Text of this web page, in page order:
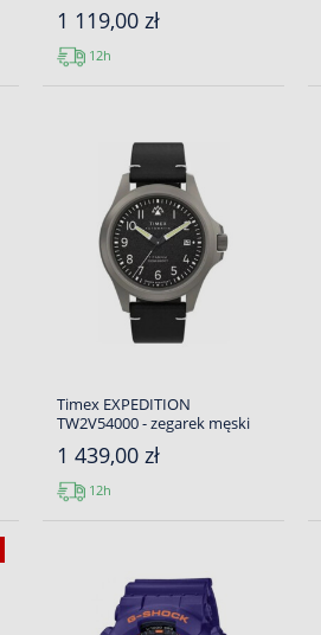
1 119,00 zł
12h
Timex EXPEDITION
TW2V54000 - zegarek męski
1 439,00 zł
12h